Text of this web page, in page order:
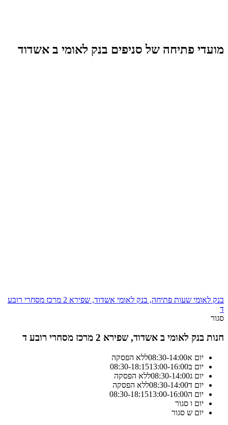
מועדי פתיחה של סניפים בנק לאומי ב אשדוד
בנק לאומי שעות פתיחה, בנק לאומי אשדוד, שפירא 2 מרכז מסחרי רובע
ד
סגור
חנות בנק לאומי ב אשדוד, שפירא 2 מרכז מסחרי רובע ד
יום א 08:30-14:00
ללא הפסקה
יום ב
08:30-18:1513:00-16:00
יום ג
08:30-14:00
ללא הפסקה
יום ד
08:30-14:00
ללא הפסקה
יום ה
08:30-18:1513:00-16:00
יום ו סגור
יום ש סגור